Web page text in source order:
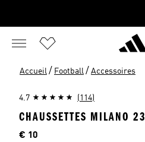
Accueil / Football / Accessoires
4.7 (114)
CHAUSSETTES MILANO 23
Price
€ 10